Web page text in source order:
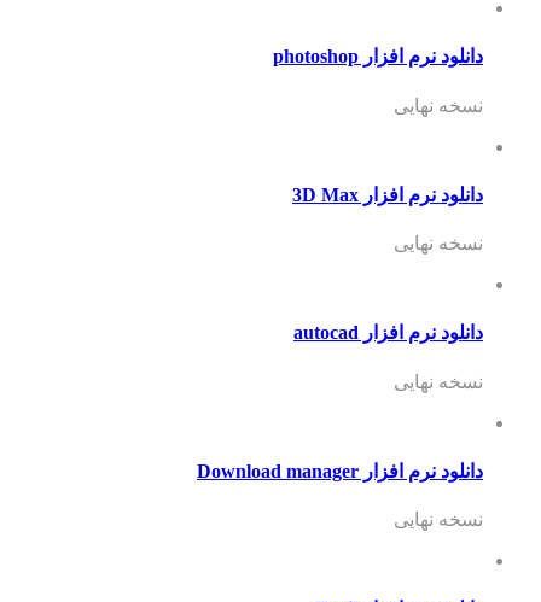
دانلود نرم افزار photoshop
نسخه نهایی
دانلود نرم افزار 3D Max
نسخه نهایی
دانلود نرم افزار autocad
نسخه نهایی
دانلود نرم افزار Download manager
نسخه نهایی